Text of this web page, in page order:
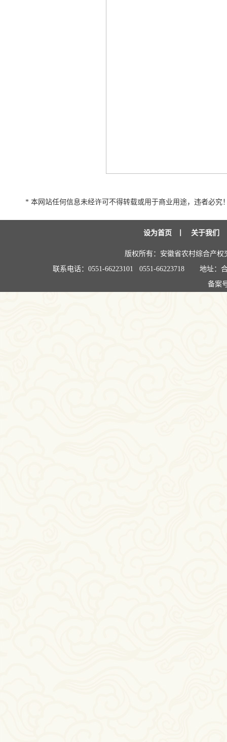
* 本网站任何信息未经许可不得转载或用于商业用途，违者必究
设为首页 关于我们
版权所有：安徽省农村综合产权
联系电话：0551-66223101 0551-66223718
地址：
备案